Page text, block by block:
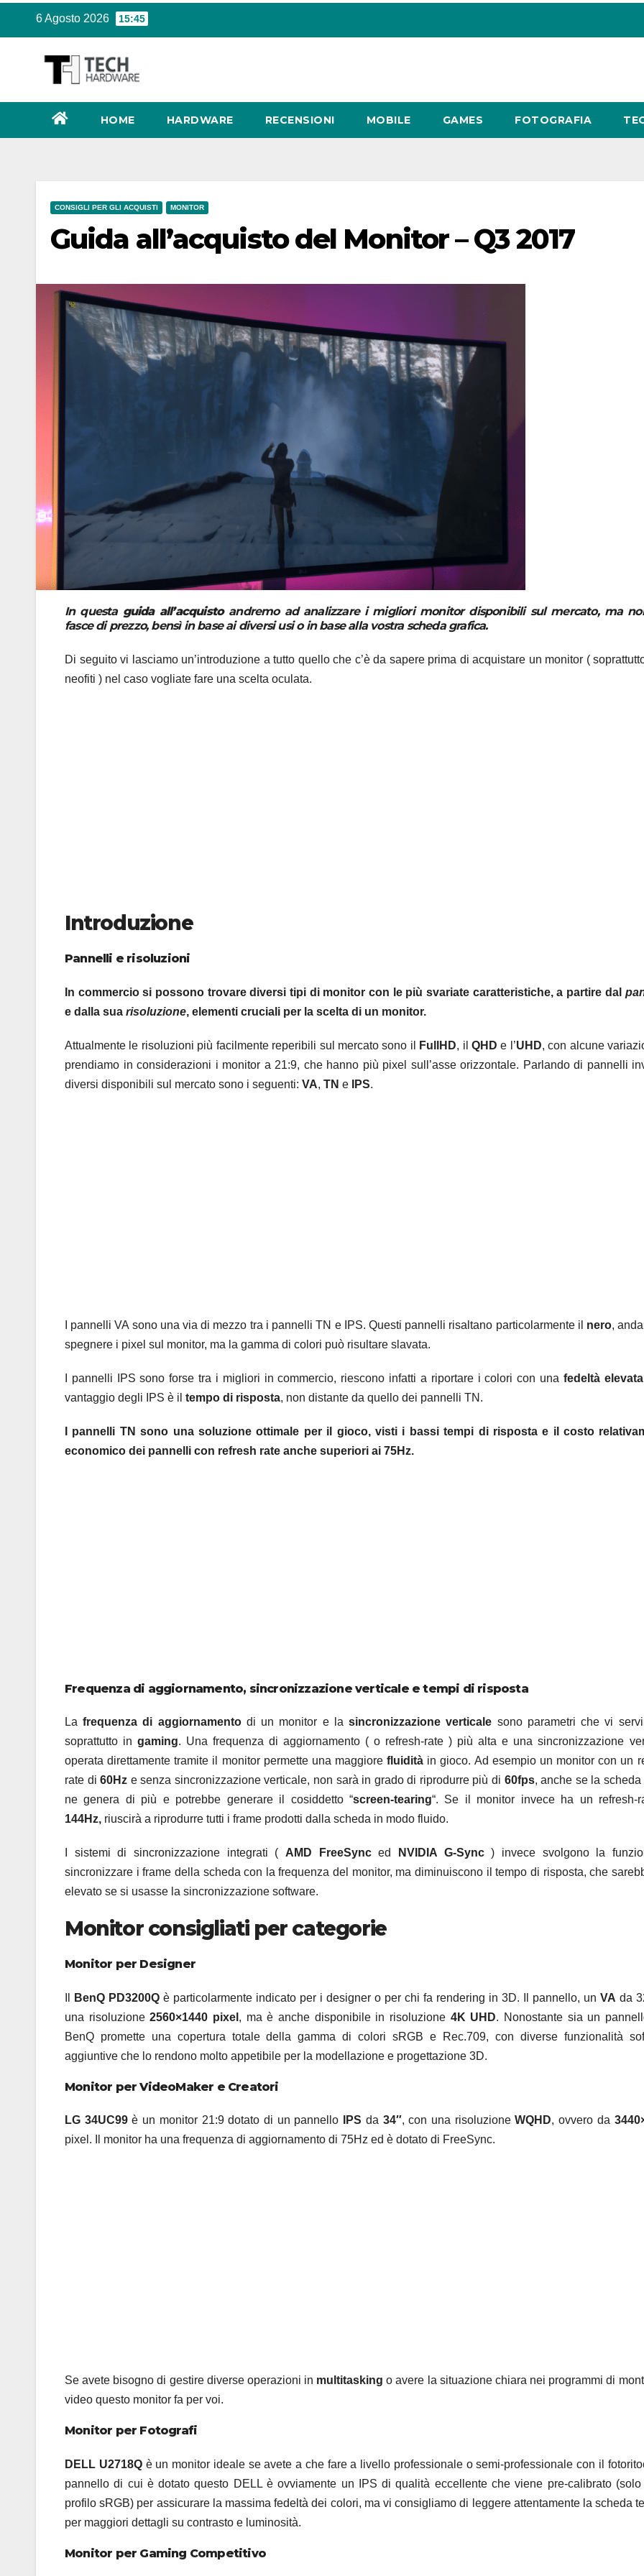
contenuto
6 Agosto 2026 15:45
HOME HARDWARE RECENSIONI MOBILE GAMES FOTOGRAFIA
CONSIGLI PER GLI ACQUISTI MONITOR
Guida all’acquisto del Monitor – Q3 2017
In questa guida all’acquistoandremo ad analizzare i migliori monitor disponibili sul mercato, ma
fasce di prezzo, bensì in base ai diversi usi o in base alla vostra scheda grafica.
Di seguito vi lasciamo un’introduzione a tutto quello che c’è da sapere prima di acquistare un monitor (
neofiti ) nel caso vogliate fare una scelta oculata.
Introduzione
Pannelli e risoluzioni
In commercio si possono trovare diversi tipi di monitor con le più svariate caratteristiche, a partire dal
e dalla sua risoluzione, elementi cruciali per la scelta di un monitor.
Attualmente le risoluzioni più facilmente reperibili sul mercato sono il FullHD, ilQHD e l’UHD, con alcune
prendiamo in considerazioni i monitor a 21:9, che hanno più pixel sull’asse orizzontale. Parlando di pannelli
diversi disponibili sul mercato sono i seguenti: VA, TN e IPS.
I pannelli VA sono una via di mezzo tra i pannelli TN e IPS. Questi pannelli risaltano particolarmente il nero,
spegnere i pixel sul monitor, ma la gamma di colori può risultare slavata.
I pannelli IPS sono forse tra i migliori in commercio, riescono infatti a riportare i colori con una fedeltà elevata
vantaggio degli IPS è il tempo di risposta, non distante da quello dei pannelli TN.
I pannelli TN sono una soluzione ottimale per il gioco, visti i bassi tempi di risposta e il costo
economico dei pannelli con refresh rate anche superiori ai 75Hz.
Frequenza di aggiornamento, sincronizzazione verticale e tempi di risposta
Lafrequenza di aggiornamentodi un monitor e lasincronizzazione verticale sono parametri che vi
soprattutto ingaming. Una frequenza di aggiornamento ( o refresh-rate ) più alta e una sincronizzazione
operata direttamente tramite il monitor permette una maggiore fluidità in gioco. Ad esempio un monitor con un
rate di60Hz e senza sincronizzazione verticale, non sarà in grado di riprodurre più di 60fps, anche se la scheda
ne genera di più e potrebbe generare il cosiddetto “screen-tearing“. Se il monitor invece ha un refresh-
144Hz, riuscirà a riprodurre tutti i frame prodotti dalla scheda in modo fluido.
I sistemi di sincronizzazione integrati ( AMD FreeSynced NVIDIA G-Sync) invece svolgono la
sincronizzare i frame della scheda con la frequenza del monitor, ma diminuiscono il tempo di risposta, che
elevato se si usasse la sincronizzazione software.
Monitor consigliati per categorie
Monitor per Designer
BenQ PD3200Q è particolarmente indicato per i designer o per chi fa rendering in 3D. Il pannello, un VA da
una risoluzione2560×1440 pixel , ma è anche disponibile in risoluzione 4K UHD. Nonostante sia un
BenQ promette una copertura totale della gamma di colori sRGB e Rec.709, con diverse funzionalità
aggiuntive che lo rendono molto appetibile per la modellazione e progettazione 3D.
Monitor per VideoMaker e Creatori
LG 34UC99è un monitor 21:9 dotato di un pannello IPS da 34″, con una risoluzioneWQHD, ovvero da
pixel. Il monitor ha una frequenza di aggiornamento di 75Hz ed è dotato di FreeSync.
Se avete bisogno di gestire diverse operazioni in multitasking o avere la situazione chiara nei programmi di
video questo monitor fa per voi.
Monitor per Fotografi
DELL U2718Qè un monitor ideale se avete a che fare a livello professionale o semi-professionale con il
pannello di cui è dotato questo DELL è ovviamente un IPS di qualità eccellente che viene pre-calibrato (solo
profilo sRGB) per assicurare la massima fedeltà dei colori, ma vi consigliamo di leggere attentamente la scheda
per maggiori dettagli su contrasto e luminosità.
Monitor per Gaming Competitivo